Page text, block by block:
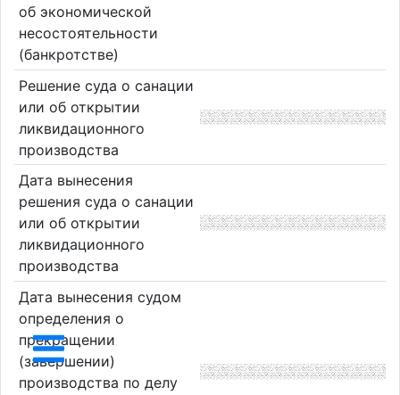
об экономической
несостоятельности
(банкротстве)
Решение суда о санации
или об открытии
ликвидационного
производства
Дата вынесения
решения суда о санации
или об открытии
ликвидационного
производства
Дата вынесения судом
определения о
прекращении
(завершении)
производства по делу